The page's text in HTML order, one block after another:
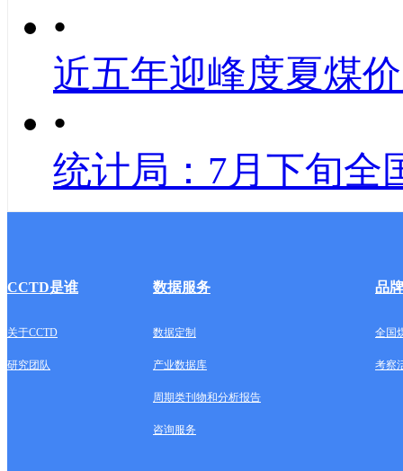
•
近五年迎峰度夏煤
•
统计局：7月下旬全
CCTD是谁 数据服务 品
关于CCTD 数据定制 全国
研究团队 产业数据库 考察
周期类刊物和分析报告
咨询服务